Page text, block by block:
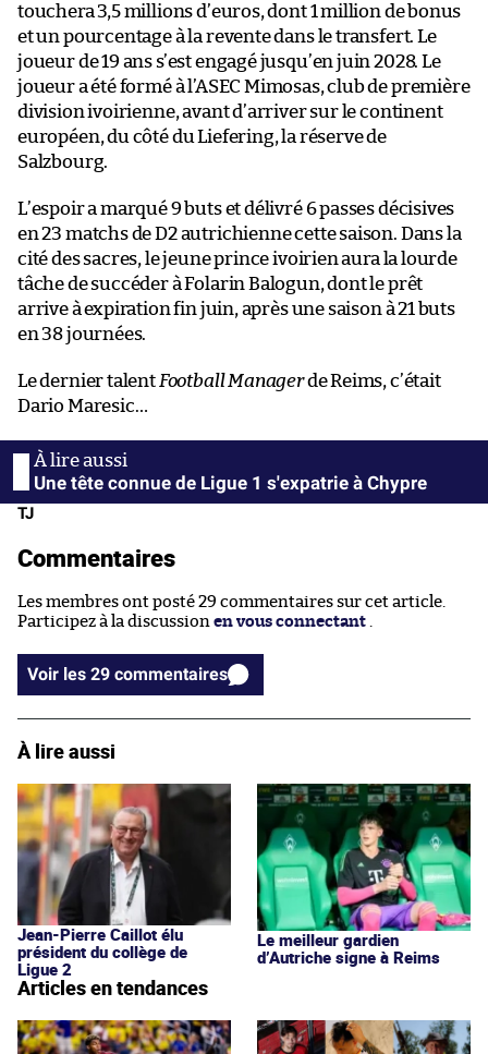
touchera 3,5 millions d’euros, dont 1 million de bonus
et un pourcentage à la revente dans le transfert. Le
joueur de 19 ans s’est engagé jusqu’en juin 2028. Le
joueur a été formé à l’ASEC Mimosas, club de première
division ivoirienne, avant d’arriver sur le continent
européen, du côté du Liefering, la réserve de
Salzbourg.
L’espoir a marqué 9 buts et délivré 6 passes décisives
en 23 matchs de D2 autrichienne cette saison. Dans la
cité des sacres, le jeune prince ivoirien aura la lourde
tâche de succéder à Folarin Balogun, dont le prêt
arrive à expiration fin juin, après une saison à 21 buts
en 38 journées.
Le dernier talent Football Managerde Reims, c’était
Dario Maresic…
Une tête connue de Ligue 1 s'expatrie à Chypre
TJ
Commentaires
Les membres ont posté 29 commentaires sur cet article.
Participez à la discussion en vous connectant
Voir les 29 commentaires
À lire aussi
Jean-Pierre Caillot élu
président du collège de
Ligue 2
Le meilleur gardien
d’Autriche signe à Reims
Articles en tendances